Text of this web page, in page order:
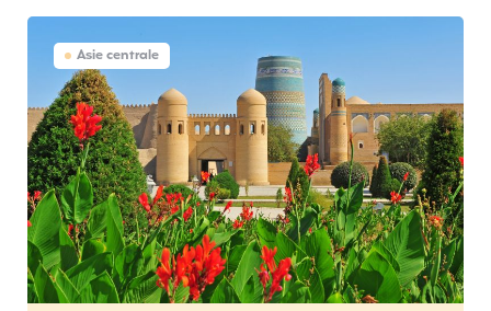
Asie centrale